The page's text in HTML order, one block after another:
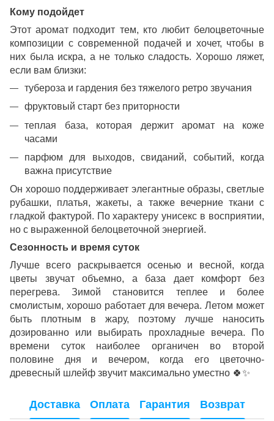
Кому подойдет
Этот аромат подходит тем, кто любит белоцветочные
композиции с современной подачей и хочет, чтобы в
них была искра, а не только сладость. Хорошо ляжет,
если вам близки:
тубероза и гардения без тяжелого ретро звучания
фруктовый старт без приторности
теплая база, которая держит аромат на коже
часами
парфюм для выходов, свиданий, событий, когда
важна присутствие
Он хорошо поддерживает элегантные образы, светлые
рубашки, платья, жакеты, а также вечерние ткани с
гладкой фактурой. По характеру унисекс в восприятии,
но с выраженной белоцветочной энергией.
Сезонность и время суток
Лучше всего раскрывается осенью и весной, когда
цветы звучат объемно, а база дает комфорт без
перегрева. Зимой становится теплее и более
смолистым, хорошо работает для вечера. Летом может
быть плотным в жару, поэтому лучше наносить
дозированно или выбирать прохладные вечера. По
времени суток наиболее органичен во второй
половине дня и вечером, когда его цветочно-
древесный шлейф звучит максимально уместно 🍀✨
Доставка Оплата Гарантия Возврат